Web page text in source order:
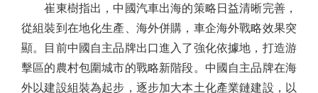
崔東樹指出，中國汽車出海的策略日益清晰完善，
從組裝到在地化生產、海外併購，車企海外戰略效果突
顯。目前中國自主品牌出口進入了強化依據地，打造游
擊區的農村包圍城市的戰略新階段。中國自主品牌在海
外以建設組裝為起步，逐步加大本土化產業鏈建設，以